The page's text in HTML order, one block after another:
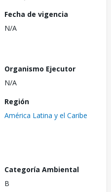
Fecha de vigencia
N/A
Organismo Ejecutor
N/A
Región
América Latina y el Caribe
Categoría Ambiental
B